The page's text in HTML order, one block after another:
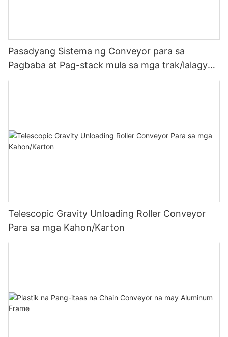
Pasadyang Sistema ng Conveyor para sa
Pagbaba at Pag-stack mula sa mga trak/lalagyan
patungo sa bodega
Telescopic Gravity Unloading Roller Conveyor
Para sa mga Kahon/Karton